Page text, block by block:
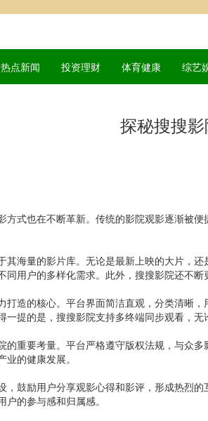
热点新闻 投资理财 体育健康 综艺
探秘搜搜
方式也在不断革新。传统的影院观影逐渐被
其海量的影片库。无论是最新上映的大片，
同用户的多样化需求。此外，搜搜影院还不
打造的核心。平台界面简洁直观，分类清晰
一提的是，搜搜影院支持多终端同步观看，
的重要考量。平台严格遵守版权法规，与众
的健康发展。
，鼓励用户分享观影心得和影评，形成热烈
的参与感和归属感。